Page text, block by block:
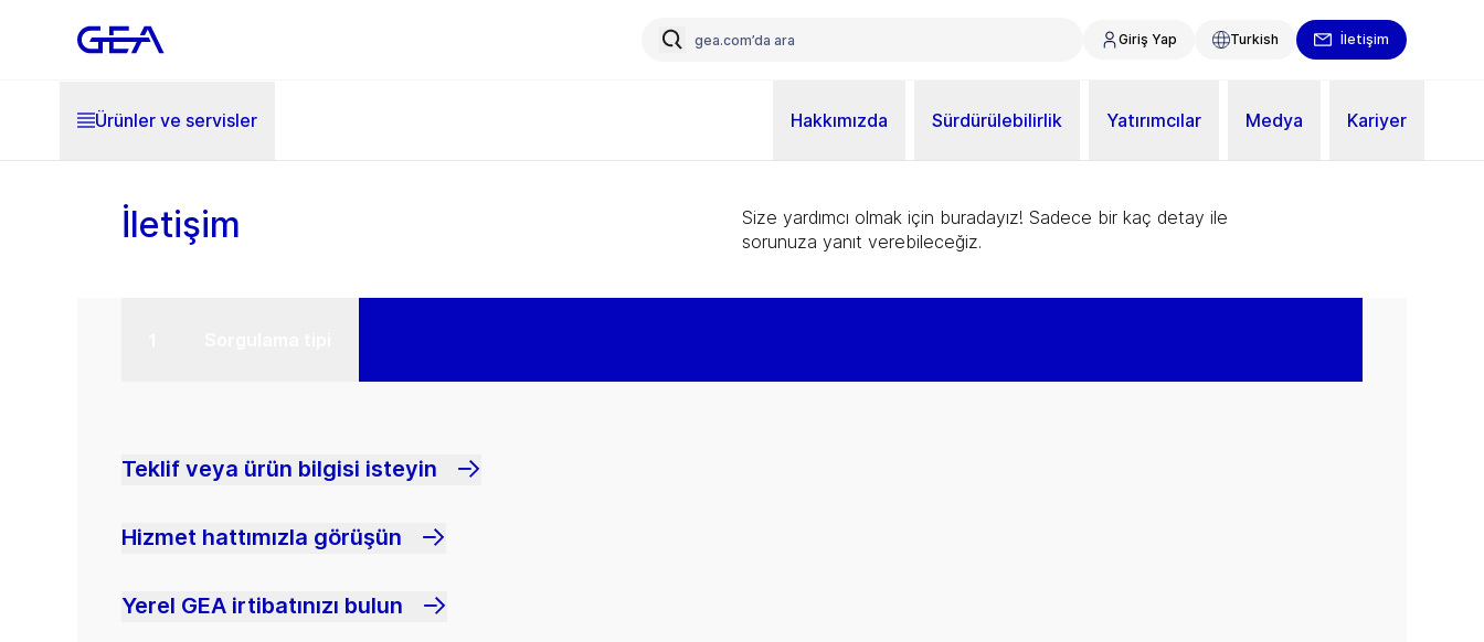
Giriş Yap Turkish İletişim
Ürünler ve servisler Hakkımızda Sürdürülebilirlik Yatırımcılar Medya Kariyer
İletişim
Size yardımcı olmak için buradayız! Sadece bir kaç detay ile
sorunuza yanıt verebileceğiz.
Teklif veya ürün bilgisi isteyin
Hizmet hattımızla görüşün
Yerel GEA irtibatınızı bulun